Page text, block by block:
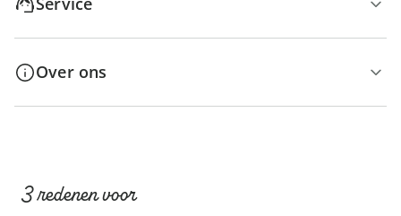
Over ons
3 redenen voor